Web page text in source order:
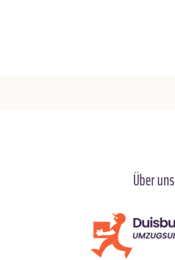
Über uns